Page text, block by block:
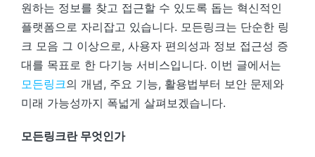
원하는 정보를 찾고 접근할 수 있도록 돕는 혁신적인
플랫폼으로 자리잡고 있습니다. 모든링크는 단순한 링
크 모음 그 이상으로, 사용자 편의성과 정보 접근성 증
대를 목표로 한 다기능 서비스입니다. 이번 글에서는
모든링크의 개념, 주요 기능, 활용법부터 보안 문제와
미래 가능성까지 폭넓게 살펴보겠습니다.
모든링크란 무엇인가